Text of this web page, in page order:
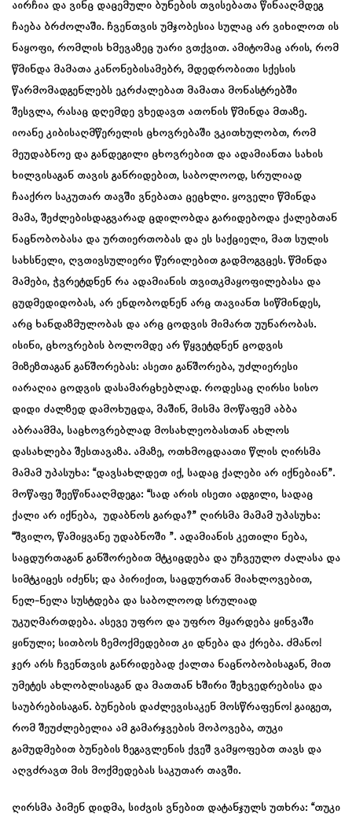
აირჩია და ვინც დაცემული ბუნების თვისებათა წინააღმდეგ
ჩაება ბრძოლაში. ჩვენთვის უმჯობესია სულაც არ ვიხილოთ ის
ნაყოფი, რომლის ხმევაზეც უარი ვთქვით. ამიტომაც არის, რომ
წმინდა მამათა კანონებისამებრ, მდედრობითი სქესის
წარმომადგენლებს ეკრძალებათ მამათა მონასტრებში
შესვლა, რასაც დღემდე ვხედავთ ათონის წმინდა მთაზე.
იოანე კიბისაღმწერელის ცხოვრებაში ვკითხულობთ, რომ
მეუდაბნოე და განდეგილი ცხოვრებით და ადამიანთა სახის
ხილვისაგან თავის განრიდებით, საბოლოოდ, სრულიად
ჩააქრო საკუთარ თავში ვნებათა ცეცხლი. ყოველი წმინდა
მამა, შეძლებისდაგვარად ცდილობდა გარიდებოდა ქალებთან
ნაცნობობასა და ურთიერთობას და ეს საქციელი, მათ სულის
სახსნელი, ღვთივსულიერი წერილებით გადმოგვცეს. წმინდა
მამები, ჭვრეტდნენ რა ადამიანის თვითკმაყოფილებასა და
ცუდმედიდობას, არ ენდობოდნენ არც თავიანთ სიწმინდეს,
არც ხანდაზმულობას და არც ცოდვის მიმართ უუნარობას.
ისინი, ცხოვრების ბოლომდე არ წყვეტდნენ ცოდვის
მიზეზთაგან განშორებას: ასეთი განშორება, უძლიერესი
იარაღია ცოდვის დასამარცხებლად. როდესაც ღირსი სისო
დიდი ძალზედ დამოხუცდა, მაშინ, მისმა მოწაფემ აბბა
აბრაამმა, საცხოვრებლად მოსახლეობასთან ახლოს
დასახლება შესთავაზა. ამაზე, ოთხმოცდაათი წლის ღირსმა
მამამ უპასუხა: “დავსახლდეთ იქ, სადაც ქალები არ იქნებიან”.
მოწაფე შეეწინააღმდეგა: “სად არის ისეთი ადგილი, სადაც
ქალი არ იქნება, უდაბნოს გარდა?” ღირსმა მამამ უპასუხა:
“შვილო, წამიყვანე უდაბნოში ”. ადამიანის კეთილი ნება,
საცდურთაგან განშორებით მტკიცდება და უჩვეულო ძალასა და
სიმტკიცეს იძენს; და პირიქით, საცდურთან მიახლოვებით,
ნელ-ნელა სუსტდება და საბოლოოდ სრულიად
უკუღმართდება. ასევე უფრო და უფრო მყარდება ყინვაში
ყინული; სითბოს ზემოქმედებით კი დნება და ქრება. ძმანო!
ჯერ არს ჩვენთვის განრიდებად ქალთა ნაცნობობისაგან, მით
უმეტეს ახლობლისაგან და მათთან ხშირი შეხვედრებისა და
საუბრებისაგან. ბუნების დაძლევისაკენ მოსწრაფენო! გაიგეთ,
რომ შეუძლებელია ამ გამარჯვების მოპოვება, თუკი
გამუდმებით ბუნების ზეგავლენის ქვეშ ვამყოფებთ თავს და
აღვძრავთ მის მოქმედებას საკუთარ თავში.
ღირსმა პიმენ დიდმა, სიძვის ვნებით დატანჯულს უთხრა: “თუკი